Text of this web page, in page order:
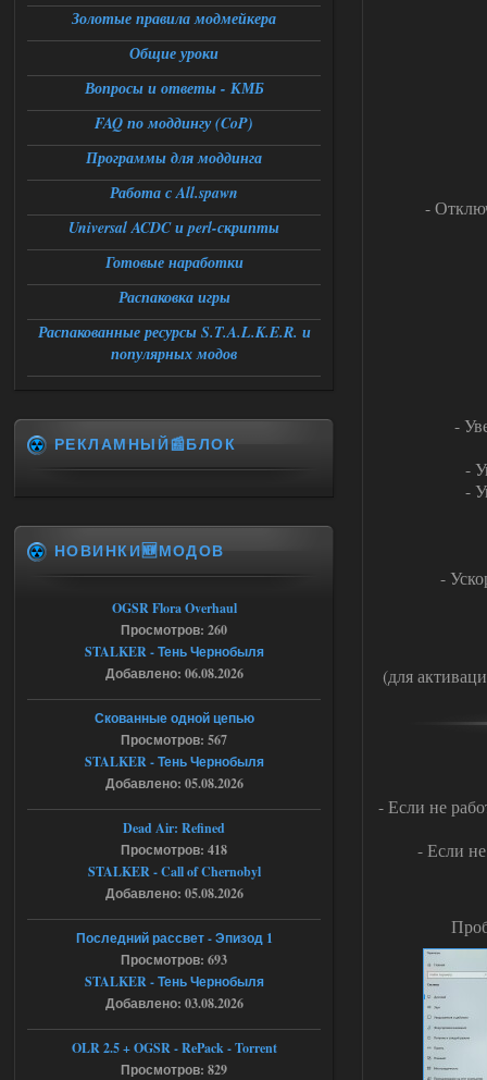
-
-
-
-
-
(для
- Если не
- Если
Ответить ➤
06.08.2026
Universal Teleport v2.0
Stalker-Mods-Clan-su
Доступно только для пользователей
Ответить ➤
06.08.2026
Universal Teleport v2.0
DEDULYA-1967
Поставил на чистый сталкер
10006, сразу
вылет [error]Arguments :
Спавнер + Правки + Античит - Dead
City Final
Доступно только для пользователей
Ответить ➤
Спавнер + Правки + Античит - Dead
City Final
Что то не работает спавнер,
все устанавливал по
мануалу......
Ответить ➤
06.08.2026
Игра для сталкера 21-очко
ruslanpyrusov
как изменить макс сумму
ставки в файлах чтобы
ставить больше 1 к
Ответить ➤
05.08.2026
Тайна Зоны - Remaster 2026
Stalker-Mods-Clan-su
Золотые правила модмейкера
Общие уроки
Вопросы и ответы - КМБ
FAQ по моддингу (CoP)
Программы для моддинга
Работа с All.spawn
Universal ACDC и perl-скрипты
Готовые наработки
Распаковка игры
Распакованные ресурсы S.T.A.L.K.E.R. и
популярных модов
РЕКЛАМНЫЙ📰БЛОК
НОВИНКИ🆕МОДОВ
OGSR Flora Overhaul
Просмотров: 260
STALKER - Тень Чернобыля
Добавлено: 06.08.2026
Скованные одной цепью
Просмотров: 567
STALKER - Тень Чернобыля
Добавлено: 05.08.2026
Dead Air: Refined
Просмотров: 418
STALKER - Call of Chernobyl
Добавлено: 05.08.2026
Последний рассвет - Эпизод 1
Просмотров: 693
STALKER - Тень Чернобыля
Добавлено: 03.08.2026
OLR 2.5 + OGSR - RePack - Torrent
Просмотров: 829